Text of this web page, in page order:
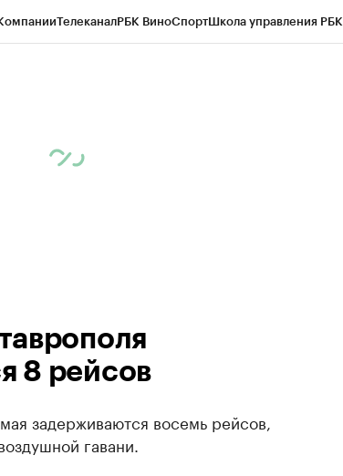
ТелеканалРБК ВиноСпортШкола управления РБК
8 рейсов
задерживаются восемь рейсов,
гавани.